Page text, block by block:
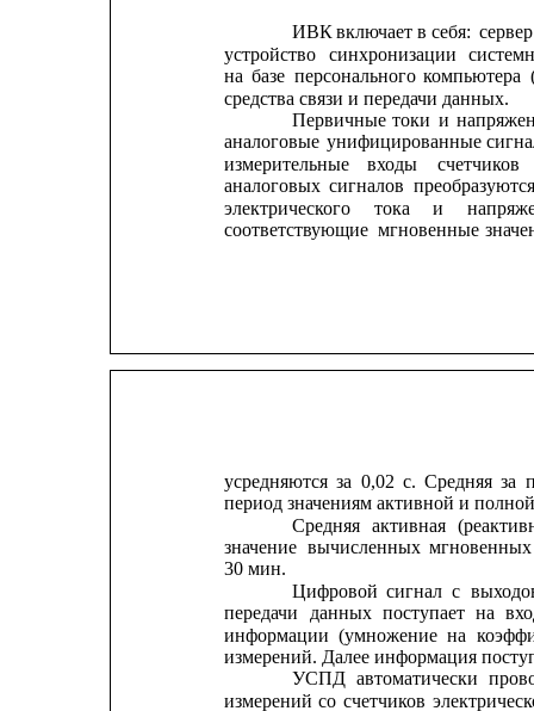
ИВК включает в себя:
устройство
синхронизации
на базе персонального компьютера
средства связи и передачи данных.
Первичные токи и
аналоговые унифицированные
измерительные
входы
счетчиков
аналоговых сигналов преобразуются
электрического
тока и
соответствующие мгновенные
усредняются за 0,02 с. Средняя за
период значениям активной и
Средняя
активная
значение вычисленных мгновенных
30 мин.
Цифровой сигнал с
передачи
данных поступает на
информации (умножение на
измерений. Далее информация
УСПД автоматически
измерений со счетчиков